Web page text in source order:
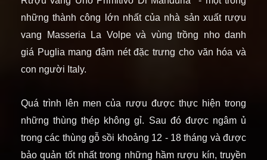
những thành công lớn nhất của nhà sản xuất rượu
vang Masseria La Volpe và vùng trồng nho danh
giá Puglia mang đậm nét đặc trưng cho văn hóa và
con người Italy.
Quá trình lên men của rượu được thực hiện trong
những thùng thép không gỉ. Sau đó được ngâm ủ
trong các thùng gỗ sồi khoảng 12 - 18 tháng và được
bảo quản tốt nhất trong những hầm rượu kín, truyền